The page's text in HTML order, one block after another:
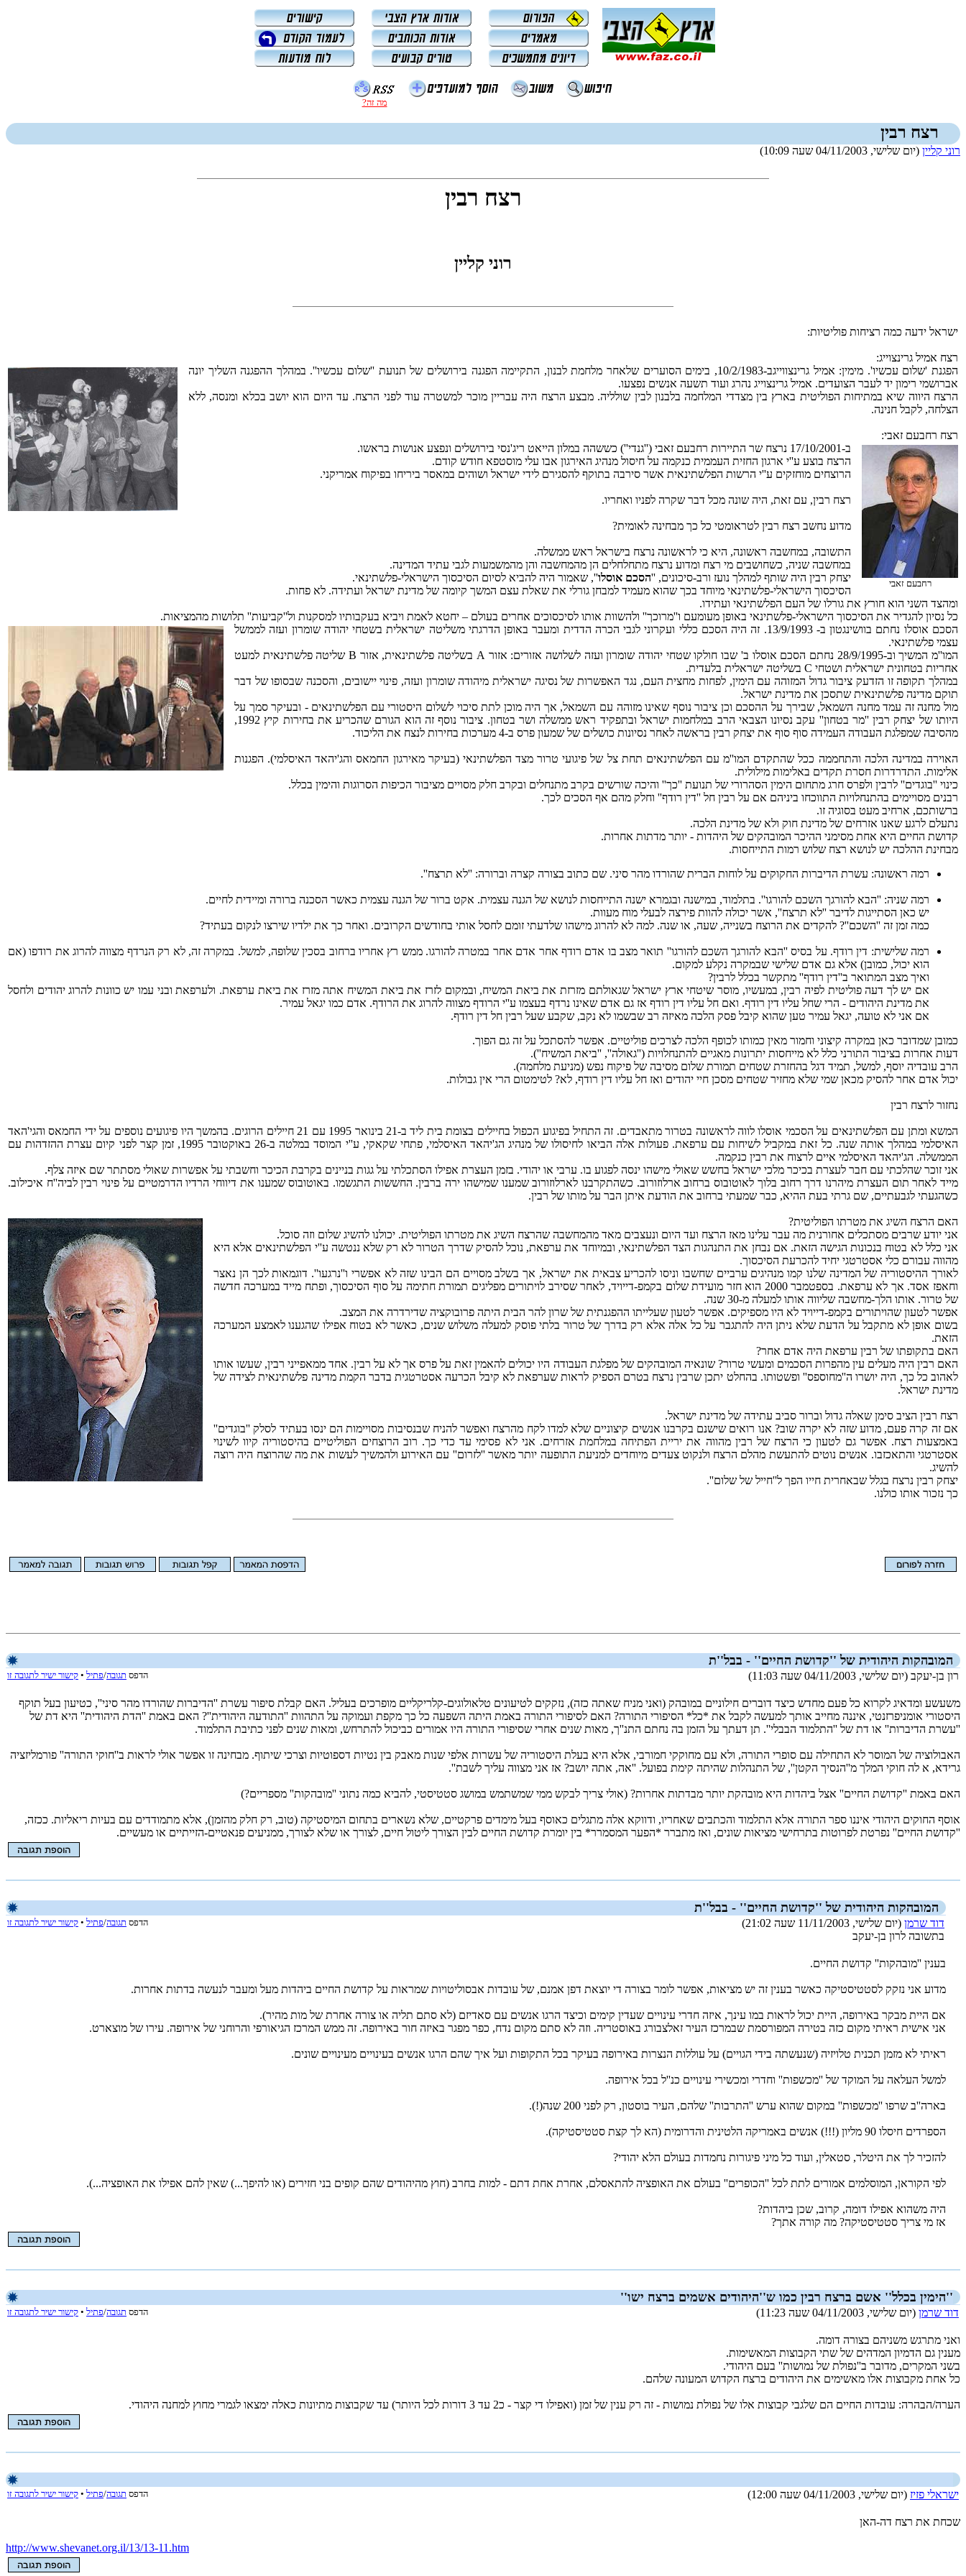
מה זה?
רצח רבין
רוני קליין (יום שלישי, 04/11/2003 שעה 10:09)
רצח רבין
רוני קליין
ישראל ידעה כמה רציחות פוליטיות:
רצח אמיל גרינצוייג:
הפגנת 'שלום עכשיו'. מימין: אמיל גרינצווייגב-‏10/2/1983, בימים הסוערים שלאחר מלחמת לבנון, התקיימה הפגנה בירושלים של תנועת ''שלום עכשיו''. במהלך ההפגנה השליך יונה
אברושמי רימון יד לעבר הצועדים. אמיל גרינצוייג נהרג ועוד תשעה אנשים נפצעו.
הרצח היווה שיא במתיחות הפוליטית בארץ בין מצדדי המלחמה בלבנון לבין שולליה. מבצע הרצח היה עבריין מוכר למשטרה עוד לפני הרצח. עד היום הוא יושב בכלא ומנסה, ללא
הצלחה, לקבל חנינה.
רצח רחבעם זאבי:
ב-‏17/10/2001 נרצח שר התיירות רחבעם זאבי (''גנדי'') כששהה במלון הייאט ריג'נסי בירושלים ונפצע אנושות בראשו.
רחבעם זאבי
הרצח בוצע ע''י ארגון החזית העממית כנקמה על חיסול מנהיג האירגון אבו עלי מוסטפא חודש קודם.
הרוצחים מוחזקים ע''י הרשות הפלשתינאית אשר סירבה בתוקף להסגירם לידי ישראל ושוהים במאסר ביריחו בפיקוח אמריקני.
רצח רבין, עם זאת, היה שונה מכל דבר שקרה לפניו ואחריו.
מדוע נחשב רצח רבין לטראומטי כל כך מבחינה לאומית?
התשובה, במחשבה ראשונה, היא כי לראשונה נרצח בישראל ראש ממשלה.
במחשבה שניה, כשחושבים מי רצח ומדוע נרצח מתחלחלים הן מהמחשבה והן מהמשמעות לגבי עתיד המדינה.
יצחק רבין היה שותף למהלך נועז ורב-סיכונים, ''הסכם אוסלו'', שאמור היה להביא לסיום הסיכסוך הישראלי-פלשתינאי.
הסיכסוך הישראלי-פלשתינאי מיוחד בכך שהוא מעמיד למבחן גורלי את שאלת עצם המשך קיומה של מדינת ישראל ועתידה. לא פחות.
ומהצד השני הוא חורץ את גורלו של העם הפלשתינאי ועתידו.
כל נסיון להגדיר את הסיכסוך הישראלי-פלשתינאי באופן מעומעם ו''מרוכך'' ולהשוות אותו לסיכסוכים אחרים בעולם – יחטא לאמת ויביא בעקבותיו למסקנות ול''קביעות'' תלושות מהמציאות.
הסכם אוסלו נחתם בוושינגטון ב- 13/9/1993. זה היה הסכם כללי ועקרוני לגבי הכרה הדדית ומעבר באופן הדרגתי משליטה ישראלית בשטחי יהודה שומרון ועזה לממשל
עצמי פלשתינאי.
המו''מ המשיך וב-‏28/9/1995 נחתם הסכם אוסלו ב' שבו חולקו שטחי יהודה שומרון ועזה לשלושה אזורים: אזור A בשליטה פלשתינאית, אזור B שליטה פלשתינאית למעט
אחריות בטחונית ישראלית ושטחי C בשליטה ישראלית בלעדית.
במהלך תקופה זו הזדעק ציבור גדול המזוהה עם הימין, לפחות מחצית העם, נגד האפשרות של נסיגה ישראלית מיהודה שומרון ועזה, פינוי יישובים, והסכנה שבסופו של דבר
תוקם מדינה פלשתינאית שתסכן את מדינת ישראל.
מול מחנה זה עמד מחנה השמאל, שבירך על ההסכם וכן ציבור נוסף שאינו מזוהה עם השמאל, אך היה מוכן לתת סיכוי לשלום היסטורי עם הפלשתינאים - ובעיקר סמך על
היותו של יצחק רבין ''מר בטחון'' עקב נסיונו הצבאי הרב במלחמות ישראל ובתפקיד ראש ממשלה ושר בטחון. ציבור נוסף זה הוא הגורם שהכריע את בחירות קיץ 1992,
מהסיבה שמפלגת העבודה העמידה סוף סוף את יצחק רבין בראשה לאחר נסיונות כושלים של שמעון פרס ב-‏4 מערכות בחירות לנצח את הליכוד.
האוירה במדינה הלכה והתחממה ככל שהתקדם המו''מ עם הפלשתינאים תחת צל של פיגועי טרור מצד הפלשתינאי (בעיקר מאירגון החמאס והג'יהאד האיסלמי). הפגנות
אלימות. התדרדרות חסרת תקדים באלימות מילולית.
כינוי ''בוגדים'' לרבין ולפרס חרג מתחום הימין הסהרורי של תנועת ''כך'' והיכה שורשים בקרב מתנחלים ובקרב חלק מסויים מציבור הכיפות הסרוגות והימין בכלל.
רבנים מסויימים בהתנחלויות התווכחו ביניהם אם על רבין חל ''דין רודף'' וחלק מהם אף הסכים לכך.
ברשותכם, ארחיב מעט בסוגיה זו.
נתעלם לרגע שאנו אזרחים של מדינת חוק ולא של מדינת הלכה.
קדושת החיים היא אחת מסימני ההיכר המובהקים של היהדות - יותר מדתות אחרות.
מבחינת ההלכה יש לנושא רצח שלוש רמות התייחסות.
רמה ראשונה: עשרת הדיברות החקוקים על לוחות הברית שהורדו מהר סיני. שם כתוב בצורה קצרה וברורה: ''לא תרצח''.
רמה שניה: ''הבא להורגך השכם להורגו''. בתלמוד, במישנה ובגמרא ישנה התייחסות לנושא של הגנה עצמית. אקט ברור של הגנה עצמית כאשר הסכנה ברורה ומיידית לחיים.
יש כאן הסתייגות לדיבר ''לא תרצח'', אשר יכולה להוות פירצה לבעלי מוח מעוות.
כמה זמן זה ''השכם''? להקדים את הרוצח בשנייה, שעה, או שנה. למה לא להרוג מישהו שלדעתי זומם לחסל אותי בחודשים הקרובים. ואחר כך את ילדיו שירצו לנקום בעתיד?
רמה שלישית: דין רודף. על בסיס ''הבא להורגך השכם להורגו'' תואר מצב בו אדם רודף אחר אדם אחר במטרה להורגו. ממש רץ אחריו ברחוב בסכין שלופה, למשל. במקרה זה, לא רק הנרדף מצווה להרוג את רודפו (אם
הוא יכול, כמובן) אלא גם אדם שלישי שבמקרה נקלע למקום.
ואיך מצב המתואר ב''דין רודף'' מתקשר בכלל לרבין?
אם יש לך דעה פוליטית לפיה רבין, במעשיו, מוסר שיטחי ארץ ישראל שגאולתם מזרזת את ביאת המשיח, ובמקום לזרז את ביאת המשיח אתה מזרז את ביאת ערפאת. ולערפאת ובני עמו יש כוונות להרוג יהודים ולחסל
את מדינת היהודים - הרי שחל עליו דין רודף. ואם חל עליו דין רודף אז גם אדם שאינו נרדף בעצמו ע''י הרודף מצווה להרוג את הרודף. אדם כמו יגאל עמיר.
אם אני לא טועה, יגאל עמיר טען שהוא קיבל פסק הלכה מאיזה רב שבשמו לא נקב, שקבע שעל רבין חל דין רודף.
כמובן שמדובר כאן במקרה קיצוני וחמור מאין כמותו לכופף הלכה לצרכים פוליטיים. אפשר להסתכל על זה גם הפוך.
דעות אחרות בציבור התורני כלל לא מייחסות יתרונות מאגיים להתנחלויות (''גאולה'', ''ביאת המשיח'').
הרב עובדיה יוסף, למשל, תמיד דגל בהחזרת שטחים תמורת שלום מסיבה של פיקוח נפש (מניעת מלחמה).
יכול אדם אחר להסיק מכאן שמי שלא מחזיר שטחים מסכן חיי יהודים ואז חל עליו דין רודף, לא? לטימטום הרי אין גבולות.
נחזור לרצח רבין
המשא ומתן עם הפלשתינאים על הסכמי אוסלו לווה לראשונה בטרור מתאבדים. זה התחיל בפיגוע הכפול בחיילים בצומת בית ליד ב-‏21 בינואר 1995 עם 21 חיילים הרוגים. בהמשך היו פיגועים נוספים על ידי החמאס והגי'האד
האיסלמי במהלך אותה שנה. כל זאת במקביל לשיחות עם ערפאת. פעולות אלה הביאו לחיסולו של מנהיג הג'יהאד האיסלמי, פתחי שקאקי, ע''י המוסד במלטה ב-‏26 באוקטובר 1995, זמן קצר לפני קיום עצרת ההזדהות עם
הממשלה. הג'יהאד האיסלמי איים לרצוח את רבין כנקמה.
אני זוכר שהלכתי עם חבר לעצרת בכיכר מלכי ישראל בחשש שאולי מישהו ינסה לפגוע בו. ערבי או יהודי. בזמן העצרת אפילו הסתכלתי על גגות בניינים בקרבת הכיכר וחשבתי על אפשרות שאולי מסתתר שם איזה צלף.
מייד לאחר תום העצרת מיהרנו דרך רחוב בלוך לאוטובוס ברחוב ארלוזורוב. כשהתקרבנו לארלוזורוב שמענו שמישהו ירה ברבין. החששות התגשמו. באוטובוס שמענו את דיווחי הרדיו הדרמטיים על פינוי רבין לביה''ח איכילוב.
כשהגעתי לגבעתיים, שם גרתי בעת ההיא, כבר שמעתי ברחוב את הודעת איתן הבר על מותו של רבין.
האם הרצח השיג את מטרתו הפוליטית?
אני יודע שרבים מסתכלים אחורנית מה עבר עלינו מאז הרצח ועד היום ונעצבים מאד מהמחשבה שהרצח השיג את מטרתו הפוליטית. יכולנו להשיג שלום וזה סוכל.
אני כלל לא בטוח בנכונות הגישה הזאת. אם נבחן את התנהגות הצד הפלשתינאי, ובמיוחד את ערפאת, נוכל להסיק שדרך הטרור לא רק שלא ננטשה ע''י הפלשתינאים אלא היא
מהווה עבורם כלי אסטרטגי יחיד להכרעת הסיכסוך.
לאורך ההיסטוריה של המדינה שלנו קמו מנהיגים ערביים שחשבו וניסו להכריע צבאית את ישראל, אך בשלב מסויים הם הבינו שזה לא אפשרי ו''נרגעו''. דוגמאות לכך הן נאצר
וחאפז אסד. אך לא ערפאת. בספטמבר 2000 הוא חזר מועידת שלום בקמפ-דייויד, לאחר שסירב לויתורים מפליגים תמורת חתימה על סוף הסיכסוך, ופתח מייד במערכה חדשה
של טרור. אותו הלך-מחשבה שליווה אותו למעלה מ-‏30 שנה.
אפשר לטעון שהויתורים בקמפ-דייויד לא היו מספיקים. אפשר לטעון שעלייתו ההפגנתית של שרון להר הבית היתה פרובוקציה שדירדרה את המצב.
בשום אופן לא מתקבל על הדעת שלא ניתן היה להתגבר על כל אלה אלא רק בדרך של טרור בלתי פוסק למעלה משלוש שנים, כאשר לא בטוח אפילו שהגענו לאמצע המערכה
הזאת.
האם בתקופתו של רבין ערפאת היה אדם אחר?
האם רבין היה מעלים עין מהפרות הסכמים ומעשי טרור? שונאיה המובהקים של מפלגת העבודה היו יכולים להאמין זאת על פרס אך לא על רבין. אחד ממאפייני רבין, שעשו אותו
לאהוב כל כך, היה יושרו ה''מחוספס'' ופשטותו. בהחלט יתכן שרבין נרצח בטרם הספיק לראות שערפאת לא קיבל הכרעה אסטרטגית בדבר הקמת מדינה פלשתינאית לצידה של
מדינת ישראל.
רצח רבין הציב סימן שאלה גדול וברור סביב עתידה של מדינת ישראל.
אם זה קרה פעם, מדוע שזה לא יקרה שוב? אנו רואים שישנם בקרבנו אנשים קיצוניים שלא למדו לקח מהרצח ואפשר להניח שבנסיבות מסויימות הם ינסו בעתיד לסלק ''בוגדים''
באמצעות רצח. אפשר גם לטעון כי הרצח של רבין מהווה את יריית הפתיחה במלחמת אזרחים. אני לא פסימי עד כדי כך. רוב הרוצחים הפוליטיים בהיסטוריה קיוו לשינוי
אסטרטגי והתאכזבו. אנשים נוטים להתעשת מהלם הרצח ולנקוט צעדים מיוחדים למניעת התופעה יותר מאשר ''לזרום'' עם האירוע ולהמשיך לעשות את מה שהרוצח היה רוצה
להשיג.
יצחק רבין נרצח בגלל שבאחרית חייו הפך ל''חייל של שלום''.
כך נזכור אותו כולנו.
המובהקות היהודית של ''קדושת החיים'' - בבל''ת
רון בן-יעקב (יום שלישי, 04/11/2003 שעה 11:03) הדפס תגובה/פתיל • קישור ישיר לתגובה זו
משעשע ומדאיג לקרוא כל פעם מחדש כיצד דוברים חילוניים במובהק (ואני מניח שאתה כזה), נזקקים לטיעונים טלאולוגים-קלריקליים מופרכים בעליל. האם קבלת סיפור עשרת ''הדיברות שהורדו מהר סיני'', כטיעון בעל תוקף
היסטורי אומניפרזנטי, איננה מחייב אותך למעשה לקבל את *כל* הסיפורי התורה? האם לסיפורי התורה באמת היתה השפעה כל כך מקפת ועמוקה על התהוות ''התודעה היהודית''? האם באמת ''הדת היהודית'' היא דת של
''עשרת הדיברות'' או דת של ''התלמוד הבבלי''. תן דעתך על הזמן בה נחתם התנ''ך, מאות שנים אחרי שסיפורי התורה היו אמורים כביכול להתרחש, ומאות שנים לפני כתיבת התלמוד.
האבולוציה של המוסר לא התחילה עם סופרי התורה, ולא עם מחוקקי חמורבי, אלא היא בעלת היסטוריה של עשרות אלפי שנות מאבק בין נטיות דספוטיות וצרכי שיתוף. מבחינה זו אפשר אולי לראות ב''חוקי התורה'' פורמליזציה
גרידא, א לה חוקי המלך מ''הנסיך הקטן'', של התנהלות שהיתה קימת בפועל. ''אה, אתה יושב? אז אני מצווה עליך לשבת''.
האם באמת ''קדושת החיים'' אצל ביהדות היא מובהקת יותר מבדתות אחרות? (אולי צריך לבקש ממי שמשתמש במושג סטטיסטי, להביא כמה נתוני ''מובהקות'' מספריים?)
אוסף החוקים היהודי איננו ספר התורה אלא התלמוד והכתבים שאחריו, ודווקא אלה מתגלים כאוסף בעל מימדים פרקטיים, שלא נשארים בתחום המיסטיקה (טוב, רק חלק מהזמן), אלא מתמודדים עם בעיות ריאליות. ככזה,
''קדושת החיים'' נפרטת לפרוטות בתרחישי מציאות שונים, ואז מתברר *הפער המסמרר* בין יומרת קדושת החיים לבין הצורך ליטול חיים, לצורך או שלא לצורך, ממניעים פנאטיים-הזייתיים או מעשיים.
המובהקות היהודית של ''קדושת החיים'' - בבל''ת
דוד שרמן (יום שלישי, 11/11/2003 שעה 21:02)
בתשובה לרון בן-יעקב
הדפס תגובה/פתיל • קישור ישיר לתגובה זו
בענין ''מובהקות'' קדושת החיים.
מדוע אני נזקק לסטטיסטיקה כאשר בענין זה יש מציאות, אפשר לומר בצורה די יוצאת דפן אמנם, של עובדות אבסוליטויות שמראות על קדושת החיים ביהדות מעל ומעבר לנעשה בדתות אחרות.
אם היית מבקר באירופה, היית יכול לראות במו עינך, איזה חדרי עינויים שעדין קימים וכיצד הרגו אנשים עם סאדיזם (לא סתם תליה או צורה אחרת של מות מהיר).
אני אישית ראיתי מקום כזה בטירה המפורסמת שבמרכז העיר זאלצבורג באוסטריה. וזה לא סתם מקום נדח, כפר מפגר באיזה חור באירופה. זה ממש המרכז הגיאורפי והרוחני של אירופה. עירו של מוצארט.
ראיתי לא מזמן תכנית טלויזיה (שנעשתה בידי הגויים) על עוללות הנצרות באירופה בעיקר בכל התקופות ועל איך שהם הרגו אנשים בעינויים מעינויים שונים.
למשל העלאה על המוקד של ''מכשפות'' וחדרי ומכשירי עינויים כנ''ל בכל אירופה.
בארה''ב שרפו ''מכשפות'' במקום שהוא ערש ''התרבות'' שלהם, העיר בוסטון, רק לפני 200 שנה(!).
הספרדים חיסלו 90 מליון (!!!) אנשים באמריקה הלטינית והדרומית (הא לך קצת סטטיסטיקה).
להזכיר לך את היטלר, סטאלין, ועוד כל מיני פיגורות נחמדות בעולם הלא יהודי?
לפי הקוראן, המוסלמים אמורים לתת לכל ''הכופרים'' בעולם את האופציה להתאסלם, אחרת אחת דתם - למות בחרב (חוץ מהיהודים שהם קופים בני חזירים (או להיפך...) שאין להם אפילו את האופציה...).
היה משהוא אפילו דומה, קרוב, שכן ביהדות?
אז מי צריך סטטיסטיקה? מה קורה אתך?
''הימין בכלל'' אשם ברצח רבין כמו ש''היהודים אשמים ברצח ישו''
דוד שרמן (יום שלישי, 04/11/2003 שעה 11:23) הדפס תגובה/פתיל • קישור ישיר לתגובה זו
ואני מתרגש משניהם בצורה דומה.
מענין גם הדמיון המדהים של שתי הקבוצות המאשימות.
בשני המקרים, מדובר ב''נפולת של נמושות'' בעם היהודי.
כל אחת מקבוצות אלו מאשימים את היהודים ברצח הקדוש המעונה שלהם.
הערה/הבהרה: עובדות החיים הם שלגבי קבוצות אלו של נפולת נמושות - זה רק ענין של זמן (ואפילו די קצר - כ2 עד 3 דורות לכל היותר) עד שקבוצות מתיונות כאלה ימצאו לגמרי מחוץ למחנה היהודי.
ישראלי פזיז (יום שלישי, 04/11/2003 שעה 12:00) הדפס תגובה/פתיל • קישור ישיר לתגובה זו
שכחת את רצח דה-האן
http://www.shevanet.org.il/13/13-11.htm